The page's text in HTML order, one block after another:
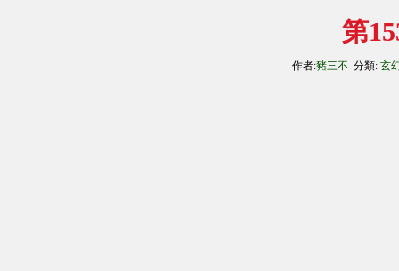
第
作者:豬三不 分類: 玄